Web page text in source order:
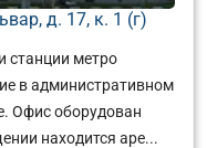
д. 17, к. 1 (г)
станции метро
в административном
Офис оборудован
находится аре...